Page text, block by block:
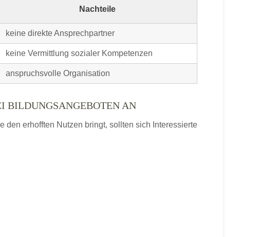
Nachteile
keine direkte Ansprechpartner
keine Vermittlung sozialer Kompetenzen
anspruchsvolle Organisation
BILDUNGSANGEBOTEN AN
den erhofften Nutzen bringt, sollten sich Interessierte